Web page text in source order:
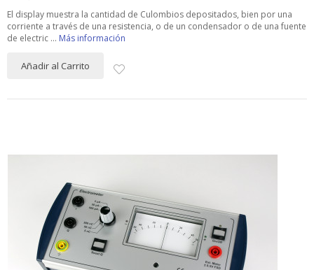
El display muestra la cantidad de Culombios depositados, bien por una
corriente a través de una resistencia, o de un condensador o de una fuente
de electric ... Más información
Añadir al Carrito